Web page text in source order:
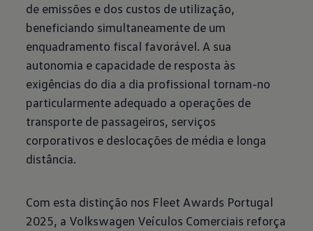
de emissões e dos custos de utilização,
beneficiando simultaneamente de um
enquadramento fiscal favorável. A sua
autonomia e capacidade de resposta às
exigências do dia a dia profissional tornam-no
particularmente adequado a operações de
transporte de passageiros, serviços
corporativos e deslocações de média e longa
distância.
Com esta distinção nos Fleet Awards Portugal
2025, a Volkswagen Veículos Comerciais reforça